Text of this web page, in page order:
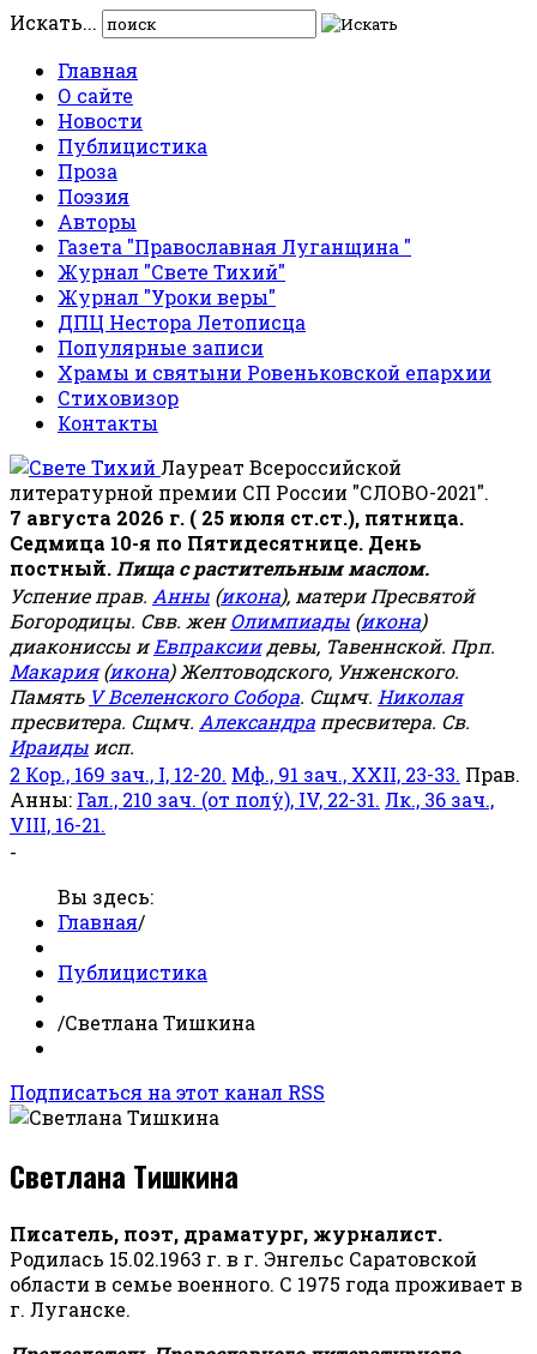
Искать...
Главная
О сайте
Новости
Публицистика
Проза
Поэзия
Авторы
Газета "Православная Луганщина "
Журнал "Свете Тихий"
Журнал "Уроки веры"
ДПЦ Нестора Летописца
Популярные записи
Храмы и святыни Ровеньковской епархии
Стиховизор
Контакты
Лауреат Всероссийской
литературной премии СП России "СЛОВО-2021".
7 августа 2026 г. ( 25 июля ст.ст.), пятница.
Седмица 10-я по Пятидесятнице. День
постный. Пища с растительным маслом.
Успение прав. Анны (икона), матери Пресвятой
Богородицы. Свв. женОлимпиады (икона)
диакониссы иЕвпраксиидевы, Тавеннской. Прп.
Макария(икона) Желтоводского, Унженского.
Память V Вселенского Собора. Сщмч. Николая
пресвитера. Сщмч. Александра пресвитера. Св.
Ираиды исп.
2 Кор., 169 зач., I, 12-20. Мф., 91 зач., XXII, 23-33. Прав.
Анны: Гал., 210 зач. (от полу́), IV, 22-31. Лк., 36 зач.,
VIII, 16-21.
-
Вы здесь:
Главная/
Публицистика
/Светлана Тишкина
Подписаться на этот канал RSS
Светлана Тишкина
Писатель, поэт, драматург, журналист.
Родилась 15.02.1963 г. в г. Энгельс Саратовской
области в семье военного. С 1975 года проживает в
г. Луганске.